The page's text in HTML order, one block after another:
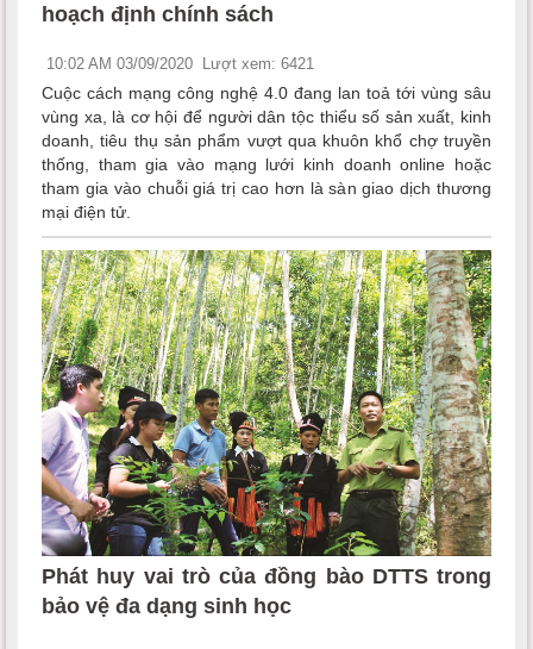
hoạch định chính sách
10:02 AM 03/09/2020 Lượt xem: 6421
Cuộc cách mạng công nghệ 4.0 đang lan toả tới vùng sâu
vùng xa, là cơ hội để người dân tộc thiểu số sản xuất, kinh
doanh, tiêu thụ sản phẩm vượt qua khuôn khổ chợ truyền
thống, tham gia vào mạng lưới kinh doanh online hoặc
tham gia vào chuỗi giá trị cao hơn là sàn giao dịch thương
mại điện tử.
Phát huy vai trò của đồng bào DTTS trong
bảo vệ đa dạng sinh học